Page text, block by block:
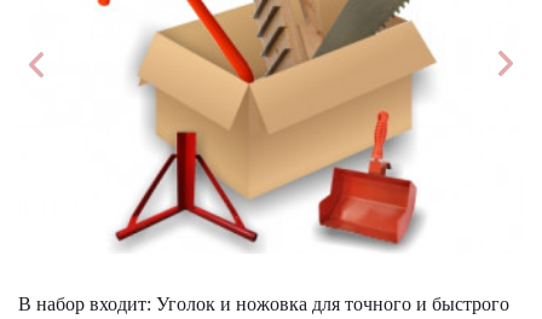
В набор входит: Уголок и ножовка для точного и быстрого